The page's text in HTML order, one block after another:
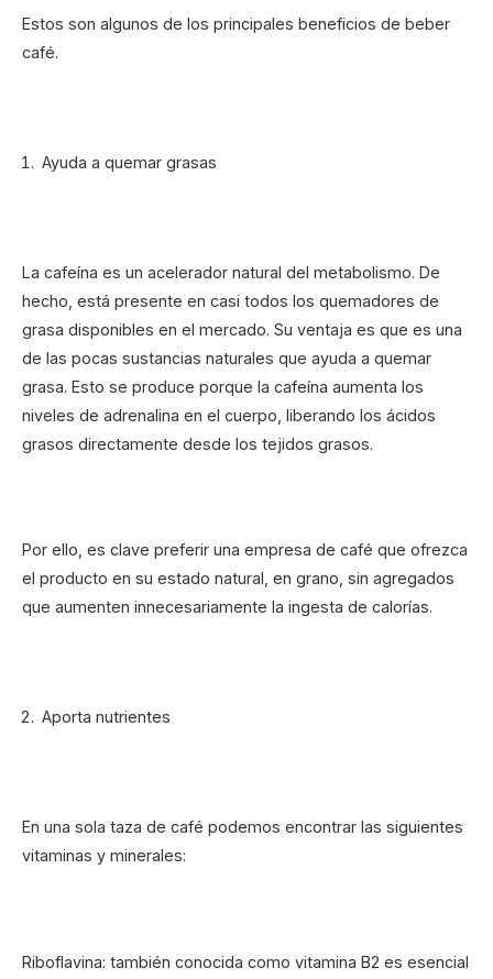
Estos son algunos de los principales beneficios de beber
café.
Ayuda a quemar grasas
La cafeína es un acelerador natural del metabolismo. De
hecho, está presente en casi todos los quemadores de
grasa disponibles en el mercado. Su ventaja es que es una
de las pocas sustancias naturales que ayuda a quemar
grasa. Esto se produce porque la cafeína aumenta los
niveles de adrenalina en el cuerpo, liberando los ácidos
grasos directamente desde los tejidos grasos.
Por ello, es clave preferir una empresa de café que ofrezca
el producto en su estado natural, en grano, sin agregados
que aumenten innecesariamente la ingesta de calorías.
Aporta nutrientes
En una sola taza de café podemos encontrar las siguientes
vitaminas y minerales:
Riboflavina: también conocida como vitamina B2 es esencial